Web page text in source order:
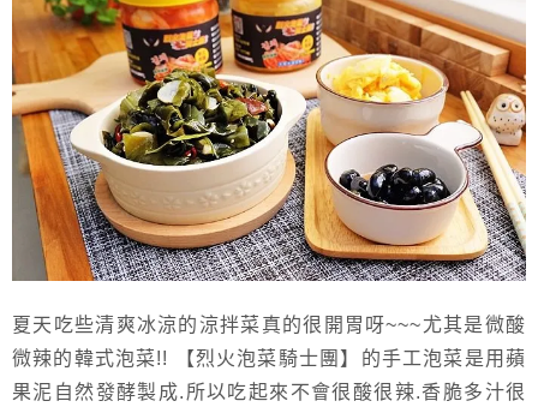
夏天吃些清爽冰涼的涼拌菜真的很開胃呀~~~尤其是微酸
微辣的韓式泡菜!! 【烈火泡菜騎士團】的手工泡菜是用蘋
果泥自然發酵製成.所以吃起來不會很酸很辣.香脆多汁很